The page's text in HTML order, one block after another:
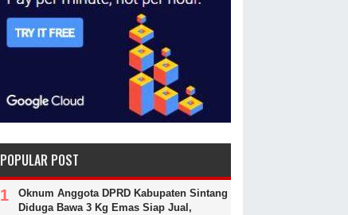
POPULAR POST
Oknum Anggota DPRD Kabupaten Sintang
Diduga Bawa 3 Kg Emas Siap Jual,